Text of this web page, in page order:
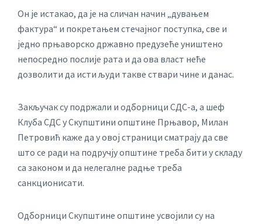
Он је истакао, да је на сличан начин „дувањем
фактура“ и покретањем стечајног поступка, све и
једно прњаворско државно предузеће уништено
непосредно послије рата и да ова власт неће
дозволити да исти људи такве ствари чине и данас.
Закључак су подржали и одборници СДС-а, а шеф
Клуба СДС у Скупштини општине Прњавор, Милан
Петровић каже да у овој страници сматрају да све
што се ради на подручју општине треба бити у складу
са законом и да нелегалне радње треба
санкционисати.
Одборници Скупштине општине усвојили су на